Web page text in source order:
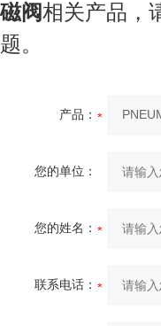
磁阀相关产品，
题。
产品：
您的单位：
您的姓名：
联系电话：